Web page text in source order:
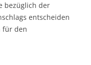
bezüglich der
entscheiden
für den